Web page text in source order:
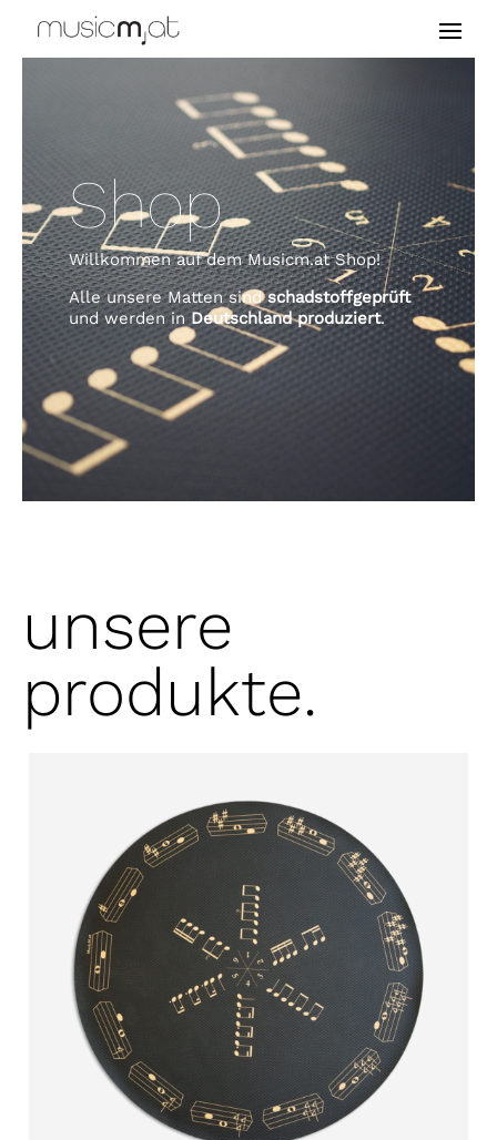
Shop
Willkommen auf dem Musicm.at Shop!
Alle unsere Matten sindschadstoffgeprüft
und werden inDeutschland produziert.
unsere
produkte.